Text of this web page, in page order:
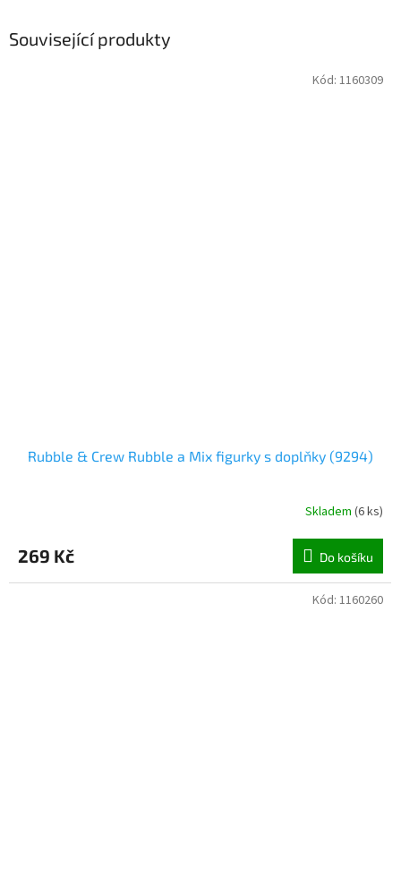
Související produkty
Rubble & Crew Rubble a Mix figurky s doplňky (9294)
Skladem (6 ks)
269 Kč Do košíku
Kód: 1160309
Kód: 1160260